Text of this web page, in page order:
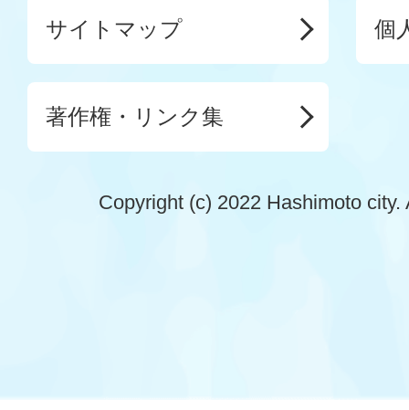
サイトマップ 個
著作権・リンク集
Copyright (c) 2022 Hashimoto